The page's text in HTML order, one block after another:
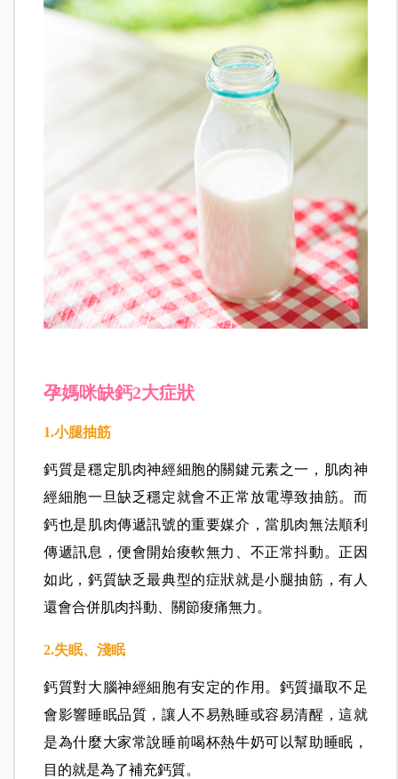
孕媽咪缺鈣2大症狀
1.小腿抽筋
鈣質是穩定肌肉神經細胞的關鍵元素之一，肌肉神
經細胞一旦缺乏穩定就會不正常放電導致抽筋。而
鈣也是肌肉傳遞訊號的重要媒介，當肌肉無法順利
傳遞訊息，便會開始痠軟無力、不正常抖動。正因
如此，鈣質缺乏最典型的症狀就是小腿抽筋，有人
還會合併肌肉抖動、關節痠痛無力。
2.失眠、淺眠
鈣質對大腦神經細胞有安定的作用。鈣質攝取不足
會影響睡眠品質，讓人不易熟睡或容易清醒，這就
是為什麼大家常說睡前喝杯熱牛奶可以幫助睡眠，
目的就是為了補充鈣質。